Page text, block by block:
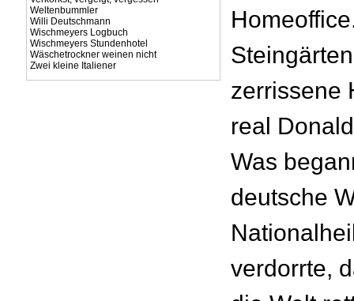
Weltenbummler
Willi Deutschmann
Wischmeyers Logbuch
Wischmeyers Stundenhotel
Wäschetrockner weinen nicht
Zwei kleine Italiener
zerrissene
real
Was
deutsche
verdorrte,